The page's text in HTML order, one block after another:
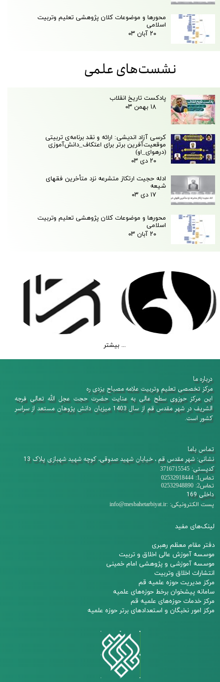
محور‌ها و موضوعات کلان پژوهشی تعلیم وتربیت
اسلامی
۲۰ آبان ۰۳
پادکست تاریخ انقلاب
۱۸ بهمن ۰۳
کرسی آزاد اندیشی: ارائه و نقد برنامه‌ی تربیتی
موقعیت‌آفرین برتر برای اعتکاف_دانش‌آموزی
(درهوای_او)
۲۰ دی ۰۳
ادله حجیت ارتکاز متشرعه نزد متأخرین فقهای
شیعه
۱۷ دی ۰۳
محور‌ها و موضوعات کلان پژوهشی تعلیم وتربیت
اسلامی
۲۰ آبان ۰۳
​نشست‌های علمی
پایگاه اطلاع رسانی نیاز ها
و اولویت های پژوهشی
بیشتر ...
درباره ما
​​​​​​​مرکز تخصصی تعلیم وتربیت علامه مصباح یزدی ره
این مرکز حوزوی سطح عالی به عنایت حضرت حجت عجل الله تعالی فرجه
الشریف در شهر مقدس قم از سال 1403 میزبان دانش پژوهان​​​​​​​ مستعد از سراسر
کشور است.
لینک‌های مفید
دفتر مقام معظم رهبری
موسسه آموزش عالی اخلاق و تربیت
موسسه آموزشی و پژوهشی امام خمینی
انتشارات اخلاق وتربیت
مرکز مدیریت حوزه علمیه قم
سامانه پیشخوان برخط حوزه‌های علمیه
مرکز خدمات حوزه‌های علمیه قم​​​​​​​
مرکز امور نخبگان و استعدادهای برتر حوزه علمیه
تماس باما
نشانی: شهر مقدس قم ، خیابان شهید صدوقی، کوچه شهید شهبازی پلاک 13
کدپستی:3716715545
تماس1: 02532918444
تماس2: 02532948890
داخلی 169
پست الکترونیکی: :
info@mesbahetarbiyat.ir